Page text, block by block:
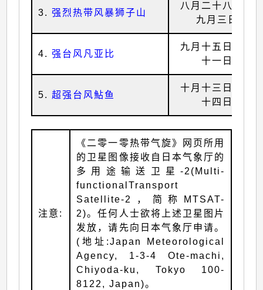
3.强烈热带风暴狮子山
八月二十八日至
九月三日
4.强台风凡亚比
九月十五日至二
十一日
5.超强台风鮎鱼
十月十三日至二
十四日
注意:
《二零一零热带气旋》网页所用
的卫星图像接收自日本气象厅的
多用途输送卫星-2(Multi-
functionalTransport
Satellite-2，简称MTSAT-
2)。任何人士欲将上述卫星图片
发放，请先向日本气象厅申请。
(地址:Japan Meteorological
Agency, 1-3-4 Ote-machi,
Chiyoda-ku, Tokyo 100-
8122, Japan)。